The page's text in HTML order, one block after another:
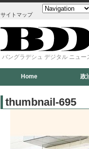
サイトマップ
バングラデシュ デジタル ニュー
Home 政
thumbnail-695